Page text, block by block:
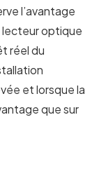
l’avantage
lecteur optique
réel du
et lorsque la
que sur